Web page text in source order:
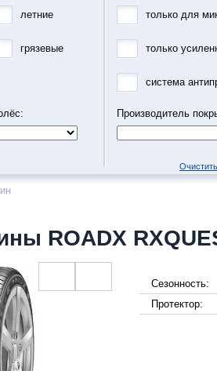
летние
грязевые
только для
только
система
Производитель
ROADX
Сезонность:
Протектор: